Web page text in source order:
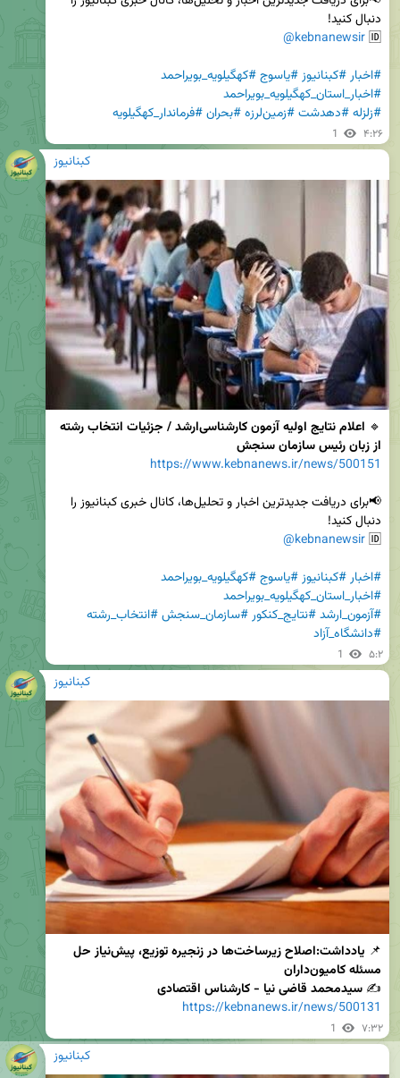
🆔
@kebnanewsir
#اخبار#کبنانیوز#یاسوج#کهگیلویه_بویراحمد
#اخبار_استان_کهگیلویه_بویراحمد
#زلزله#دهدشت#زمین‌لرزه #بحران#فرماندار_کهگیلویه
1 ۴:۲۶
کبنانیوز
🔹
از زبان رئیس سازمان سنجش
https://www.kebnanews.ir/news/500151
🆔
@kebnanewsir
#اخبار#کبنانیوز#یاسوج#کهگیلویه_بویراحمد
#اخبار_استان_کهگیلویه_بویراحمد
#آزمون_ارشد#نتایج_کنکور#سازمان_سنجش#انتخاب_رشته
#دانشگاه_آزاد
1 ۵:۲
کبنانیوز
📌
مسئله کامیون‌داران
✍ سیدمحمد قاضی نیا - کارشناس اقتصادی
https://kebnanews.ir/news/500131
1 ۷:۳۲
کبنانیوز